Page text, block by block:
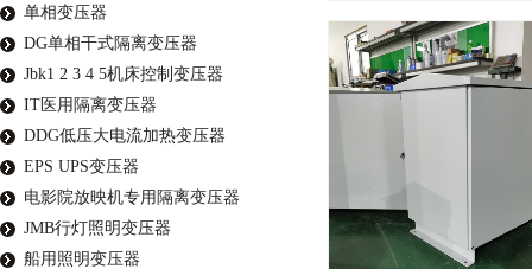
单相变压器
DG单相干式隔离变压器
Jbk1 2 3 4 5机床控制变压器
IT医用隔离变压器
DDG低压大电流加热变压器
EPS UPS变压器
电影院放映机专用隔离变压器
JMB行灯照明变压器
船用照明变压器